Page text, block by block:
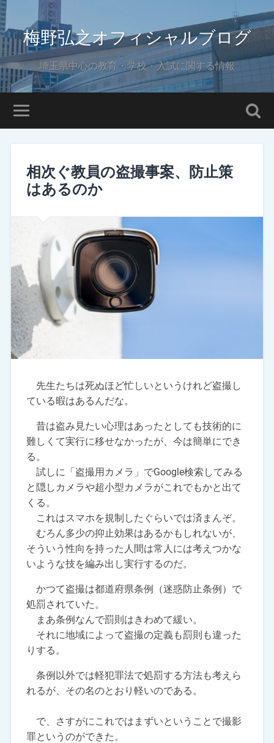
梅野弘之オフィシャルブログ
埼玉県中心の教育・学校・入試に関する情報
相次ぐ教員の盗撮事案、防止策
はあるのか
先生たちは死ぬほど忙しいというけれど盗撮し
ている暇はあるんだな。
昔は盗み見たい心理はあったとしても技術的に
難しくて実行に移せなかったが、今は簡単にでき
る。
試しに「盗撮用カメラ」でGoogle検索してみる
と隠しカメラや超小型カメラがこれでもかと出て
くる。
これはスマホを規制したぐらいでは済まんぞ。
むろん多少の抑止効果はあるかもしれないが、
そういう性向を持った人間は常人には考えつかな
いような技を編み出し実行するのだ。
かつて盗撮は都道府県条例（迷惑防止条例）で
処罰されていた。
まあ条例なんで罰則はきわめて緩い。
それに地域によって盗撮の定義も罰則も違った
りする。
条例以外では軽犯罪法で処罰する方法も考えら
れるが、その名のとおり軽いのである。
で、さすがにこれではまずいということで撮影
罪というのができた。